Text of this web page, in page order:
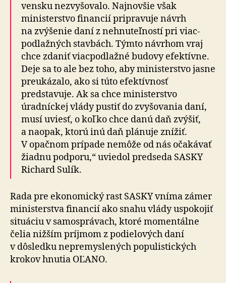
ven­sku ne­zvy­šo­va­lo. Naj­novšie však
ministerstvo financií pripravuje návrh
na zvýšenie daní z ne­hnu­teľ­ností pri viac­
pod­laž­ných stavbách. Týmto návrhom vraj
chce zdaniť viac­pod­laž­né budovy efektívne.
Deje sa to ale bez toho, aby ministerstvo jasne
preukázalo, ako si túto efektívnosť
predstavuje. Ak sa chce ministerstvo
úradníckej vlády pustiť do zvy­šo­va­nia daní,
musí uviesť, o koľko chce danú daň zvýšiť,
a naopak, ktorú inú daň plánuje znížiť.
V opačnom prípade nemôže od nás očakávať
žiadnu podporu,“ uviedol predseda SASKY
Richard Sulík.
Rada pre ekonomický rast SASKY vníma zámer
ministerstva financií ako snahu vlády uspokojiť
situáciu v samo­správach, ktoré mo­men­tálne
čelia nižším príjmom z po­die­lo­vých daní
v dôsledku ne­pre­mys­le­ných po­pu­lis­tic­kých
krokov hnutia OĽANO.